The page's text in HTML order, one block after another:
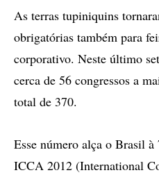
As terras tupiniquins
obrigatórias também para
corporativo. Neste último
cerca de 56 congressos a
total de 370.
Esse número alça o Brasil
ICCA 2012 (International